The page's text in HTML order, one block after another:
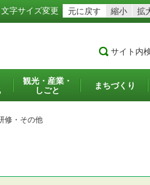
文字サイズ変更 元に戻す 縮小 拡
サイト内
観光・産業・
しごと
まちづくり
修・その他